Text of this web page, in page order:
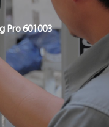
Pro 601003